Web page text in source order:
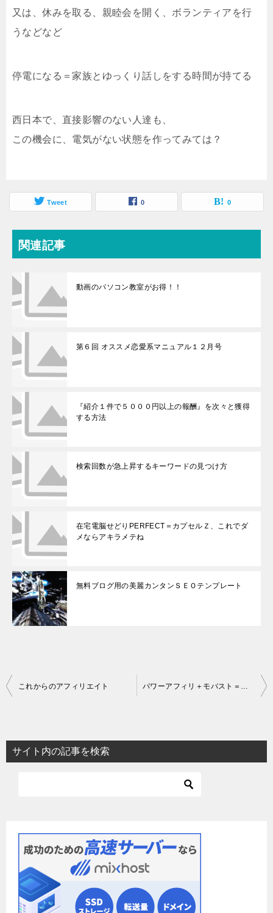
又は、休みを取る、親睦会を開く、ボランティアを行
うなどなど
停電になる＝家族とゆっくり話しをする時間が持てる
西日本で、直接影響のない人達も、
この機会に、電気がない状態を作ってみては？
Tweet 0 0
関連記事
動画のパソコン教室がお得！！
第６回 オススメ恋愛系マニュアル１２月号
『紹介１件で５０００円以上の報酬』を次々と獲得
する方法
検索回数が急上昇するキーワードの見つけ方
在宅電脳せどりPERFECT＝カプセルＺ、これでダ
メならアキラメテね
無料ブログ用の美麗カンタンＳＥＯテンプレート
投
ビ
ゲ
これからのアフィリエイト パワーアフィリ＋モバスト＝自動運営・自動成果
サイト内の記事を検索